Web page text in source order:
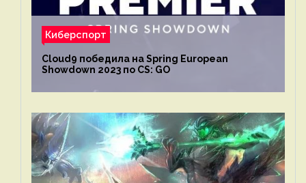
Киберспорт
Cloud9 победила на Spring European
Showdown 2023 по CS: GO